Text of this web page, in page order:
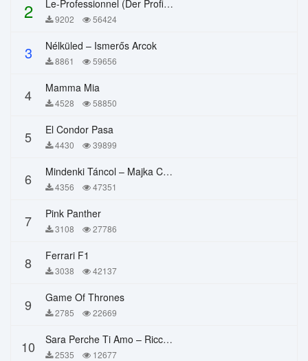
2 Le-Professionnel (Der Profi) – Chi Mai
9202 56424
3 Nélküled – Ismerős Arcok
8861 59656
4 Mamma Mia
4528 58850
5 El Condor Pasa
4430 39899
6 Mindenki Táncol – Majka Curtis, Péter Majoros
4356 47351
7 Pink Panther
3108 27786
8 Ferrari F1
3038 42137
9 Game Of Thrones
2785 22669
10 Sara Perche Ti Amo – Ricchi E Poveri
2535 12677